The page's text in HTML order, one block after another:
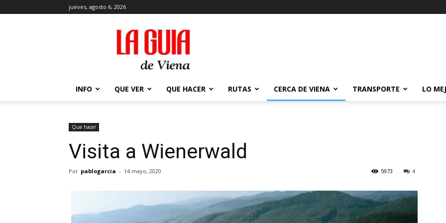
jueves, agosto 6, 2026
La
Guía
de
Viena
2026
INFO QUE VER QUE HACER RUTAS CERCA DE VIENA TRANSPORTE LO
Que hacer
Visita a Wienerwald
Por pablogarcia - 14 mayo, 2020 4
5973